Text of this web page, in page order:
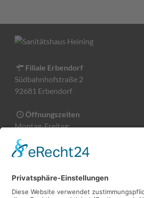
Filiale Erbendorf
Südbahnhofstraße 2
92681 Erbendorf
Öffnungszeiten
Montag-Freitag:
08:30 - 13:00 Uhr
14:00 - 18:00 Uhr
Kontaktdaten